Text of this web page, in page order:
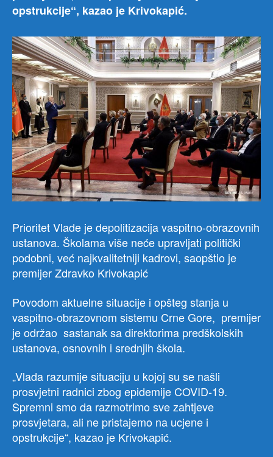
opstrukcije“, kazao je Krivokapić.
Prioritet Vlade je depolitizacija vaspitno-obrazovnih
ustanova. Školama više neće upravljati politički
podobni, već najkvalitetniji kadrovi, saopštio je
premijer Zdravko Krivokapić
Povodom aktuelne situacije i opšteg stanja u
vaspitno-obrazovnom sistemu Crne Gore, premijer
je održao sastanak sa direktorima predškolskih
ustanova, osnovnih i srednjih škola.
„Vlada razumije situaciju u kojoj su se našli
prosvjetni radnici zbog epidemije COVID-19.
Spremni smo da razmotrimo sve zahtjeve
prosvjetara, ali ne pristajemo na ucjene i
opstrukcije“, kazao je Krivokapić.